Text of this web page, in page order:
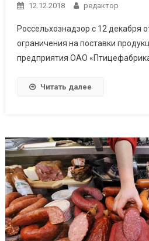
12.12.2018 редактор
Россельхознадзор с 12 декабря
ограничения на поставки
предприятия ОАО
Читать далее